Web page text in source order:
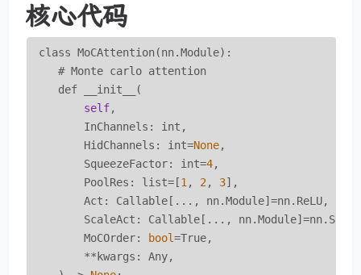
核心代码
class MoCAttention(nn.Module):
    # Monte carlo attention
    def __init__(
self,
        InChannels: int,
        HidChannels: int=
None,
        SqueezeFactor: int=
4,
        PoolRes: list=[
1 , 2 , 3],
        Act: Callable[..., nn.Module]=nn.ReLU,
ScaleAct: Callable[...,
        MoCOrder:
bool=True,
        **kwargs: Any,